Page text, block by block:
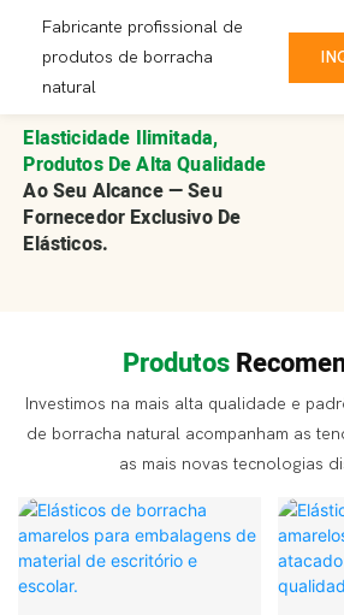
Fabricante profissional de
produtos de borracha
natural
Elasticidade Ilimitada,
Produtos De Alta Qualidade
Ao Seu Alcance — Seu
Fornecedor Exclusivo De
Elásticos.
Produtos
Investimos na mais alta qualidade e
de borracha natural acompanham as
as mais novas tecnologias